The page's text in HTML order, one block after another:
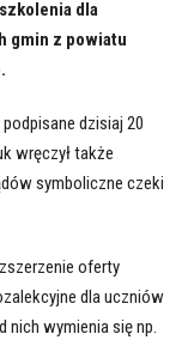
dla
gmin z powiatu
dzisiaj 20
wręczył także
symboliczne czeki
oferty
dla uczniów
nich wymienia się np.